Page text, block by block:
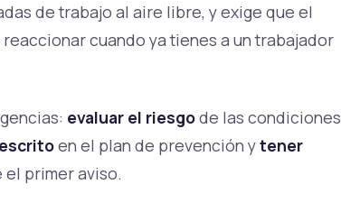
de trabajo al aire libre, y exige que el
cuando ya tienes a un trabajador
evaluar el riesgode las condiciones
en el plan de prevención ytener
el primer aviso.